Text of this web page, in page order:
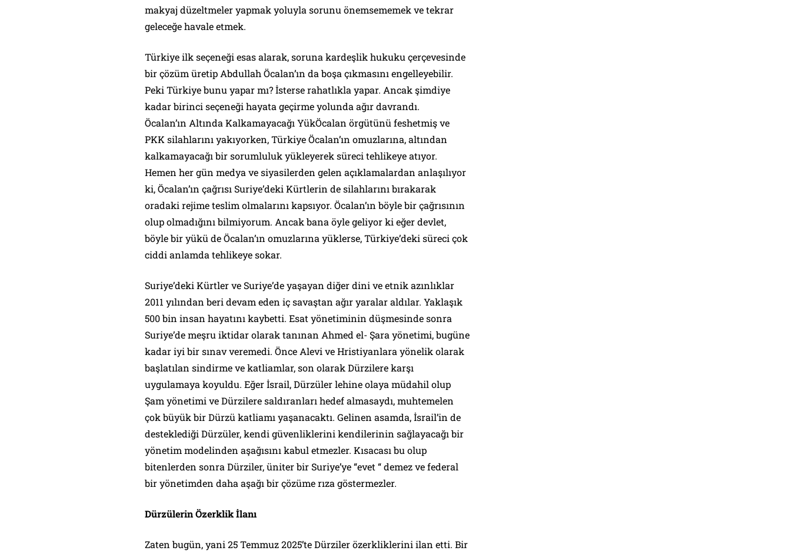
makyaj düzeltmeler yapmak yoluyla sorunu önemsememek ve tekrar
geleceğe havale etmek.
Türkiye ilk seçeneği esas alarak, soruna kardeşlik hukuku çerçevesinde
bir çözüm üretip Abdullah Öcalan’ın da boşa çıkmasını engelleyebilir.
Peki Türkiye bunu yapar mı? İsterse rahatlıkla yapar. Ancak şimdiye
kadar birinci seçeneği hayata geçirme yolunda ağır davrandı.
Öcalan’ın Altında Kalkamayacağı YükÖcalan örgütünü feshetmiş ve
PKK silahlarını yakıyorken, Türkiye Öcalan’ın omuzlarına, altından
kalkamayacağı bir sorumluluk yükleyerek süreci tehlikeye atıyor.
Hemen her gün medya ve siyasilerden gelen açıklamalardan anlaşılıyor
ki, Öcalan’ın çağrısı Suriye’deki Kürtlerin de silahlarını bırakarak
oradaki rejime teslim olmalarını kapsıyor. Öcalan’ın böyle bir çağrısının
olup olmadığını bilmiyorum. Ancak bana öyle geliyor ki eğer devlet,
böyle bir yükü de Öcalan’ın omuzlarına yüklerse, Türkiye’deki süreci çok
ciddi anlamda tehlikeye sokar.
Suriye’deki Kürtler ve Suriye’de yaşayan diğer dini ve etnik azınlıklar
2011 yılından beri devam eden iç savaştan ağır yaralar aldılar. Yaklaşık
500 bin insan hayatını kaybetti. Esat yönetiminin düşmesinde sonra
Suriye’de meşru iktidar olarak tanınan Ahmed el- Şara yönetimi, bugüne
kadar iyi bir sınav veremedi. Önce Alevi ve Hristiyanlara yönelik olarak
başlatılan sindirme ve katliamlar, son olarak Dürzilere karşı
uygulamaya koyuldu. Eğer İsrail, Dürzüler lehine olaya müdahil olup
Şam yönetimi ve Dürzilere saldıranları hedef almasaydı, muhtemelen
çok büyük bir Dürzü katliamı yaşanacaktı. Gelinen asamda, İsrail’in de
desteklediği Dürzüler, kendi güvenliklerini kendilerinin sağlayacağı bir
yönetim modelinden aşağısını kabul etmezler. Kısacası bu olup
bitenlerden sonra Dürziler, üniter bir Suriye’ye “evet “ demez ve federal
bir yönetimden daha aşağı bir çözüme rıza göstermezler.
Dürzülerin Özerklik İlanı
Zaten bugün, yani 25 Temmuz 2025’te Dürziler özerkliklerini ilan etti. Bir